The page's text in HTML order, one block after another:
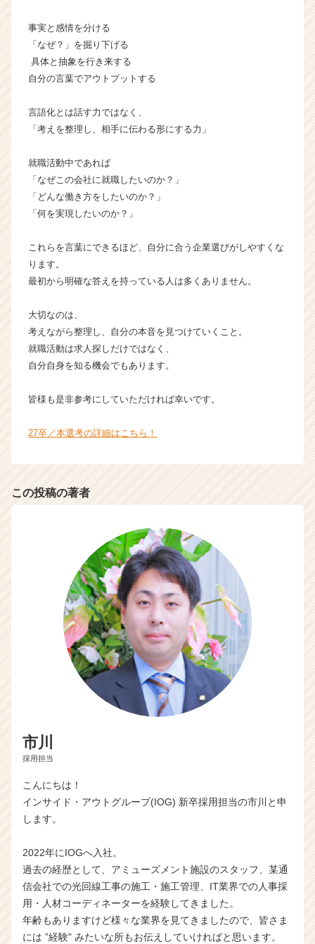
就
活
サ
ト
ア
リ
ア
（C
e
C
e
e
事実と感情を分ける
「なぜ？」を掘り下げる
具体と抽象を行き来する
自分の言葉でアウトプットする
言語化とは話す力ではなく、
「考えを整理し、相手に伝わる形にする力」
就職活動中であれば
「なぜこの会社に就職したいのか？」
「どんな働き方をしたいのか？」
「何を実現したいのか？」
これらを言葉にできるほど、自分に合う企業選びがしやすくな
ります。
最初から明確な答えを持っている人は多くありません。
大切なのは、
考えながら整理し、自分の本音を見つけていくこと。
就職活動は求人探しだけではなく、
自分自身を知る機会でもあります。
皆様も是非参考にしていただければ幸いです。
27卒／本選考の詳細はこちら！
この投稿の著者
市川
採用担当
こんにちは！
インサイド・アウトグループ(IOG) 新卒採用担当の市川と申
します。
2022年にIOGへ入社。
過去の経歴として、アミューズメント施設のスタッフ、某通
信会社での光回線工事の施工・施工管理、IT業界での人事採
用・人材コーディネーターを経験してきました。
年齢もありますけど様々な業界を見てきましたので、皆さま
には ”経験" みたいな所もお伝えしていければと思います。